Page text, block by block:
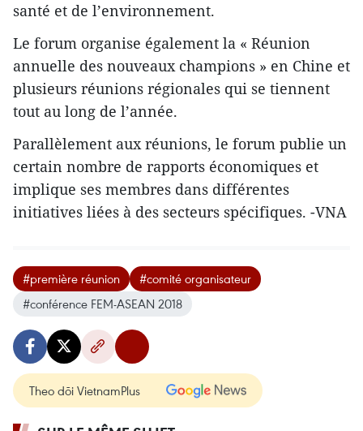
santé et de l’environnement.
Le forum organise également la « Réunion
annuelle des nouveaux champions » en Chine et
plusieurs réunions régionales qui se tiennent
tout au long de l’année.
Parallèlement aux réunions, le forum publie un
certain nombre de rapports économiques et
implique ses membres dans différentes
initiatives liées à des secteurs spécifiques. -VNA
#première réunion
#comité organisateur
#conférence FEM-ASEAN 2018
Theo dõi VietnamPlus